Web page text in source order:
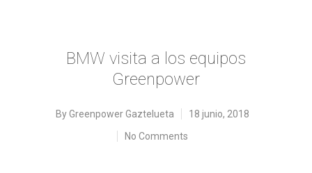
BMW visita a los equipos
Greenpower
ByGreenpower Gaztelueta
18 junio, 2018
No Comments